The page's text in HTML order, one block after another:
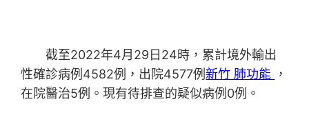
截至2022年4月29日24時，累計境外輸出
性確診病例4582例，出院4577例新竹 肺功能 ，
在院醫治5例。現有待排查的疑似病例0例。